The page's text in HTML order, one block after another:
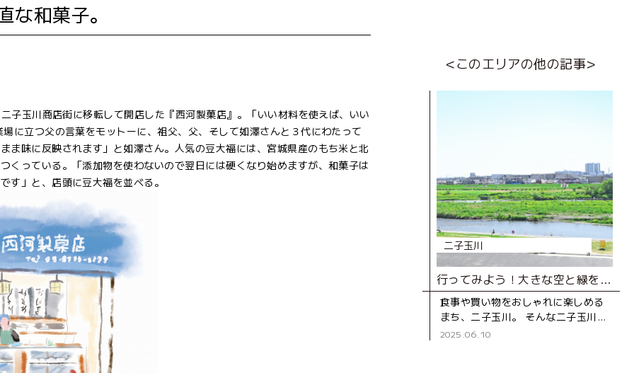
和菓子。
玉川商店街に移転して開店した『西河製菓店』。「いい材料を使えば、いい
に立つ父の言葉をモットーに、祖父、父、そして如澤さんと３代にわたって
ま味に反映されます」と如澤さん。人気の豆大福には、宮城県産のもち米と北
くっている。「添加物を使わないので翌日には硬くなり始めますが、和菓子は
す」と、店頭に豆大福を並べる。
<このエリアの他の記事>
二子玉川
行ってみよう！大きな空と緑を感じられる、二子玉川の穴場スポット
食事や買い物をおしゃれに楽しめる
まち、二子玉川。 そんな二子玉川
に、自然を感じながら景色を眺めた
2025.06.10